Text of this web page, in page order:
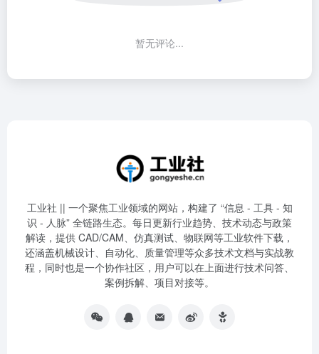
暂无评论...
工业社 || 一个聚焦工业领域的网站，构建了 “信息 - 工具 - 知
识 - 人脉” 全链路生态。每日更新行业趋势、技术动态与政策
解读，提供 CAD/CAM、仿真测试、物联网等工业软件下载，
还涵盖机械设计、自动化、质量管理等众多技术文档与实战教
程，同时也是一个协作社区，用户可以在上面进行技术问答、
案例拆解、项目对接等。